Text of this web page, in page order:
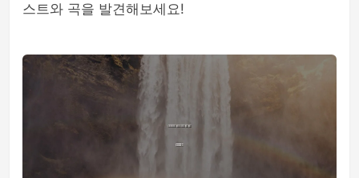
스트와 곡을 발견해보세요!